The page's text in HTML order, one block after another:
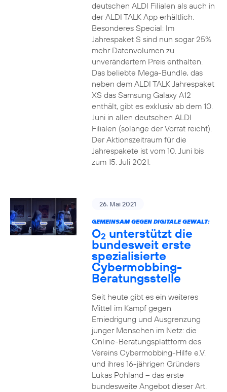
deutschen ALDI Filialen als auch in
der ALDI TALK App erhältlich.
Besonderes Special: Im
Jahrespaket S sind nun sogar 25%
mehr Datenvolumen zu
unverändertem Preis enthalten.
Das beliebte Mega-Bundle, das
neben dem ALDI TALK Jahrespaket
XS das Samsung Galaxy A12
enthält, gibt es exklusiv ab dem 10.
Juni in allen deutschen ALDI
Filialen (solange der Vorrat reicht).
Der Aktionszeitraum für die
Jahrespakete ist vom 10. Juni bis
zum 15. Juli 2021.
26. Mai 2021
GEMEINSAM GEGEN DIGITALE GEWALT:
O2 unterstützt die
bundesweit erste
spezialisierte
Cybermobbing-
Beratungsstelle
Seit heute gibt es ein weiteres
Mittel im Kampf gegen
Erniedrigung und Ausgrenzung
junger Menschen im Netz: die
Online-Beratungsplattform des
Vereins Cybermobbing-Hilfe e.V.
und ihres 16-jährigen Gründers
Lukas Pohland – das erste
bundesweite Angebot dieser Art.